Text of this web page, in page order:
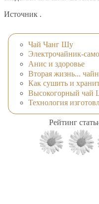
Источник .
Чай Чанг Шу
Электрочайник-
Анис и здоровье
Вторая жизнь...
Как сушить и
Высокогорный чай
Технология
Рейтинг